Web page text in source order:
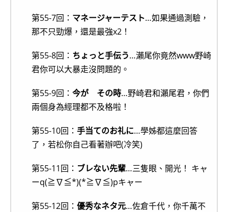
第55-7回： マネージャーテスト…如果通過測驗，
那不只勁爆，還是最強x2！
第55-8回： ちょっと手伝う…瀨尾你竟然www野崎
君你可以大暴走沒問題的。
第55-9回： 今が その時…野崎君和瀨尾君，你們
兩個身為經理都不及格啦！
第55-10回： 手当てのお礼に…學姊都這麼回答
了，若松你自己看著辦吧(冷笑)
第55-11回： ブレない先輩…三隻眼、開光！ キャ
ーq(≧∇≦*)(*≧∇≦)pキャー
第55-12回： 優秀なネタ元…佐倉千代，你千萬不